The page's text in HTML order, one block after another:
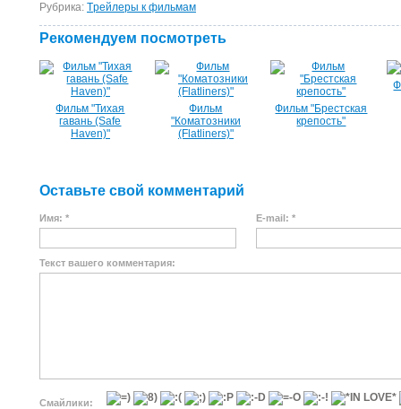
Рубрика: Tрейлеры к фильмам
Рекомендуем посмотреть
Фильм "Тихая
гавань (Safe
Haven)"
Фильм
"Коматозники
(Flatliners)"
Фильм "Брестская
крепость"
Оставьте свой комментарий
Имя: * E-mail: *
Текст вашего комментария:
Смайлики: